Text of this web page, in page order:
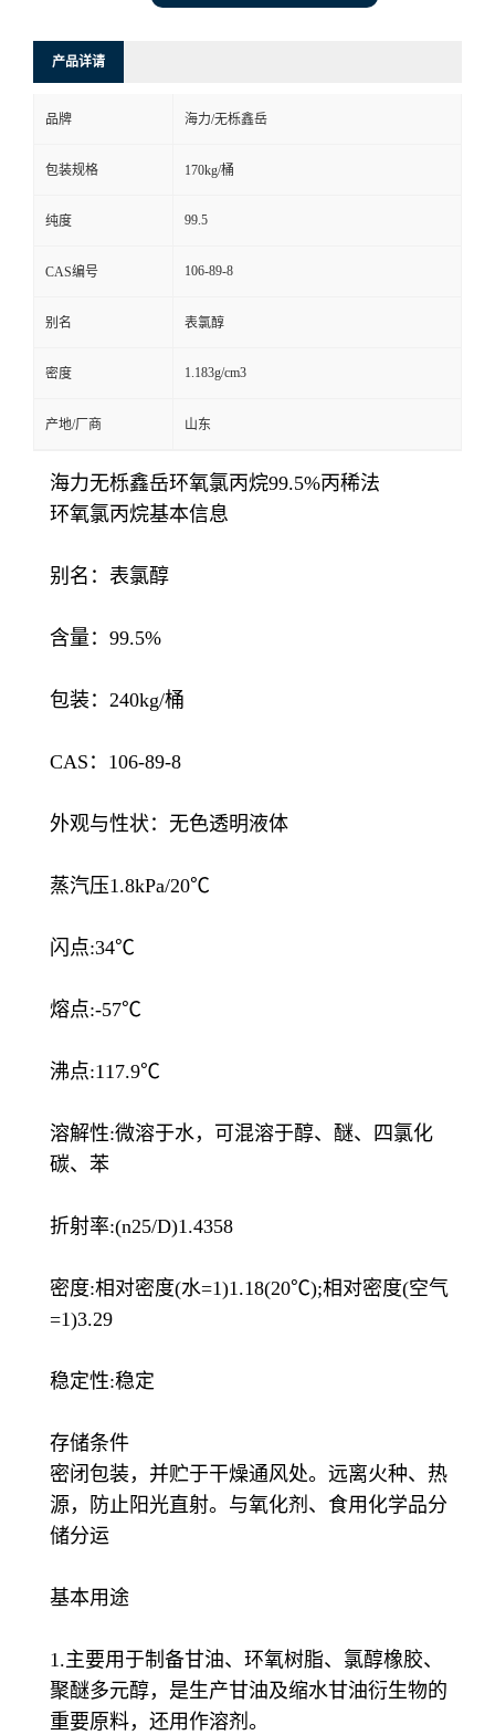
产品详请
品牌 海力/无栎鑫岳
包装规格 170kg/桶
纯度 99.5
CAS编号 106-89-8
别名 表氯醇
密度 1.183g/cm3
产地/厂商 山东
海力无栎鑫岳环氧氯丙烷99.5%丙稀法
环氧氯丙烷基本信息
别名：表氯醇
含量：99.5%
包装：240kg/桶
CAS：106-89-8
外观与性状：无色透明液体
蒸汽压1.8kPa/20℃
闪点:34℃
熔点:-57℃
沸点:117.9℃
溶解性:微溶于水，可混溶于醇、醚、四氯化
碳、苯
折射率:(n25/D)1.4358
密度:相对密度(水=1)1.18(20℃);相对密度(空气
=1)3.29
稳定性:稳定
存储条件
密闭包装，并贮于干燥通风处。远离火种、热
源，防止阳光直射。与氧化剂、食用化学品分
储分运
基本用途
1.主要用于制备甘油、环氧树脂、氯醇橡胶、
聚醚多元醇，是生产甘油及缩水甘油衍生物的
重要原料，还用作溶剂。